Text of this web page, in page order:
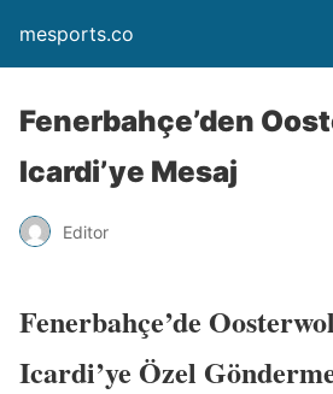
mesports.co
Fenerbahçe’den
Icardi’ye Mesaj
Editor
Fenerbahçe’de
Icardi’ye Özel